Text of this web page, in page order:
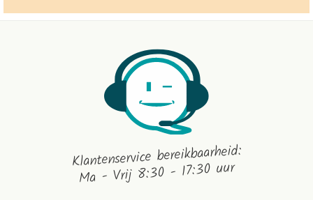
Klantenservice bereikbaarheid:
Ma - Vrij 8:30 - 17:30 uur